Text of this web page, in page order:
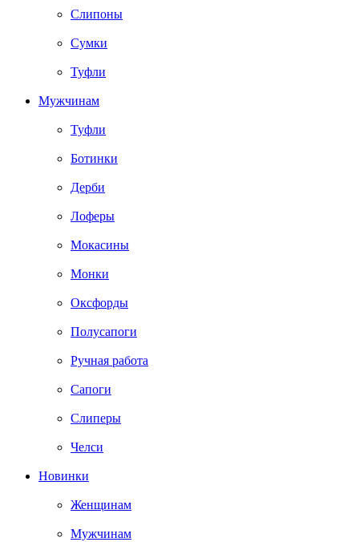
Слипоны
Сумки
Туфли
Мужчинам
Туфли
Ботинки
Дерби
Лоферы
Мокасины
Монки
Оксфорды
Полусапоги
Ручная работа
Сапоги
Слиперы
Челси
Новинки
Женщинам
Мужчинам